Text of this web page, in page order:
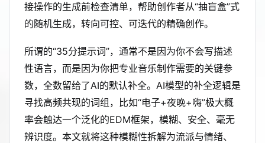
接操作的生成前检查清单，帮助创作者从“抽盲盒”式
的随机生成，转向可控、可迭代的精确创作。
所谓的“35分提示词”，通常不是因为你不会写描述
性语言，而是因为你把专业音乐制作需要的关键参
数，全数留给了AI的默认补全。AI模型的补全逻辑是
寻找高频共现的词组，比如“电子+夜晚+嗨”极大概
率会触达一个泛化的EDM框架，模糊、安全、毫无
辨识度。本文就将这种模糊性拆解为流派与情绪、